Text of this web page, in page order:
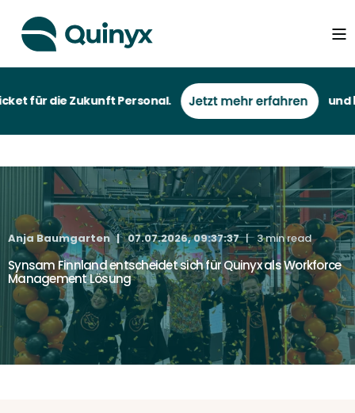
für die Zukunft Personal. und bei
Anja Baumgarten 07.07.2026, 09:37:37 3 min read
Synsam Finnland entscheidet sich für Quinyx als Workforce
Management Lösung